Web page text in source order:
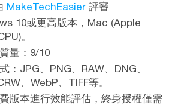
MakeTechEasier評審
10或更高版本，Mac (Apple
。
量：9/10
：JPG、PNG、RAW、DNG、
、WebP、TIFF等。
版本進行效能評估，終身授權僅需